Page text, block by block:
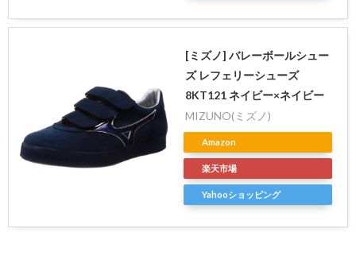
[ミズノ] バレーボールシュー
ズ レフェリーシューズ
8KT121 ネイビー×ネイビー
MIZUNO(ミズノ)
Amazon
楽天市場
Yahooショッピング